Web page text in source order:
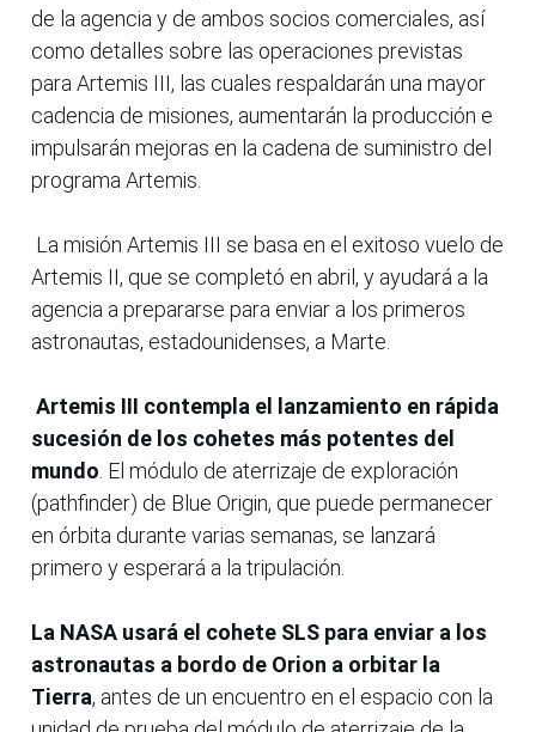
de la agencia y de ambos socios comerciales, así
como detalles sobre las operaciones previstas
para Artemis III, las cuales respaldarán una mayor
cadencia de misiones, aumentarán la producción e
impulsarán mejoras en la cadena de suministro del
programa Artemis.
La misión Artemis III se basa en el exitoso vuelo de
Artemis II, que se completó en abril, y ayudará a la
agencia a prepararse para enviar a los primeros
astronautas, estadounidenses, a Marte.
Artemis III contempla el lanzamiento en rápida
sucesión de los cohetes más potentes del
mundo . El módulo de aterrizaje de exploración
(pathfinder) de Blue Origin, que puede permanecer
en órbita durante varias semanas, se lanzará
primero y esperará a la tripulación.
La NASA usará el cohete SLS para enviar a los
astronautas a bordo de Orion a orbitar la
Tierra, antes de un encuentro en el espacio con la